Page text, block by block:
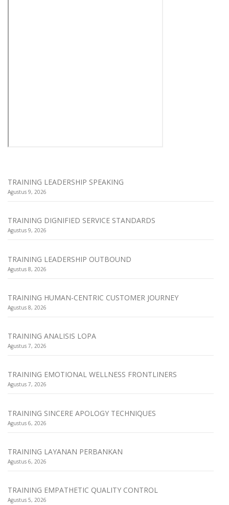
TRAINING LEADERSHIP SPEAKING
Agustus 9, 2026
TRAINING DIGNIFIED SERVICE STANDARDS
Agustus 9, 2026
TRAINING LEADERSHIP OUTBOUND
Agustus 8, 2026
TRAINING HUMAN-CENTRIC CUSTOMER JOURNEY
Agustus 8, 2026
TRAINING ANALISIS LOPA
Agustus 7, 2026
TRAINING EMOTIONAL WELLNESS FRONTLINERS
Agustus 7, 2026
TRAINING SINCERE APOLOGY TECHNIQUES
Agustus 6, 2026
TRAINING LAYANAN PERBANKAN
Agustus 6, 2026
TRAINING EMPATHETIC QUALITY CONTROL
Agustus 5, 2026